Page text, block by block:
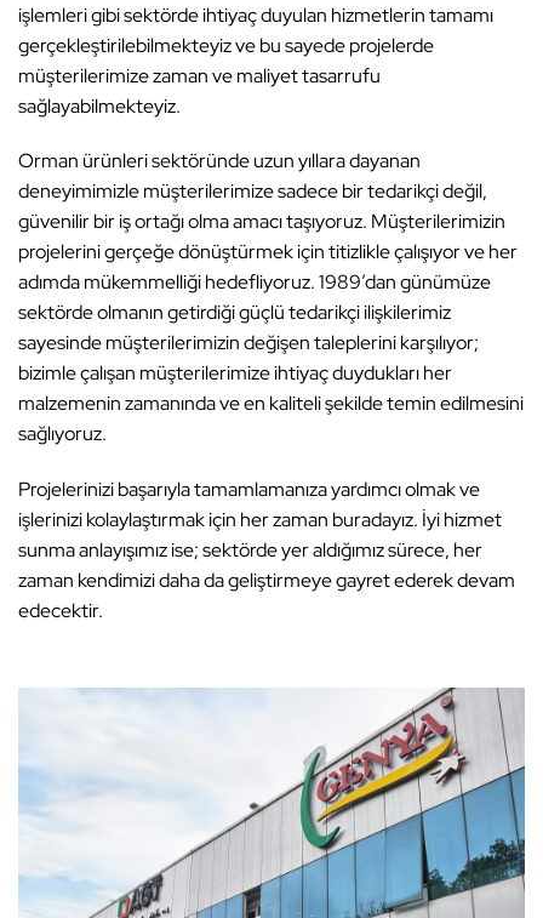
işlemleri gibi sektörde ihtiyaç duyulan hizmetlerin tamamı
gerçekleştirilebilmekteyiz ve bu sayede projelerde
müşterilerimize zaman ve maliyet tasarrufu
sağlayabilmekteyiz.
Orman ürünleri sektöründe uzun yıllara dayanan
deneyimimizle müşterilerimize sadece bir tedarikçi değil,
güvenilir bir iş ortağı olma amacı taşıyoruz. Müşterilerimizin
projelerini gerçeğe dönüştürmek için titizlikle çalışıyor ve her
adımda mükemmelliği hedefliyoruz. 1989’dan günümüze
sektörde olmanın getirdiği güçlü tedarikçi ilişkilerimiz
sayesinde müşterilerimizin değişen taleplerini karşılıyor;
bizimle çalışan müşterilerimize ihtiyaç duydukları her
malzemenin zamanında ve en kaliteli şekilde temin edilmesini
sağlıyoruz.
Projelerinizi başarıyla tamamlamanıza yardımcı olmak ve
işlerinizi kolaylaştırmak için her zaman buradayız. İyi hizmet
sunma anlayışımız ise; sektörde yer aldığımız sürece, her
zaman kendimizi daha da geliştirmeye gayret ederek devam
edecektir.